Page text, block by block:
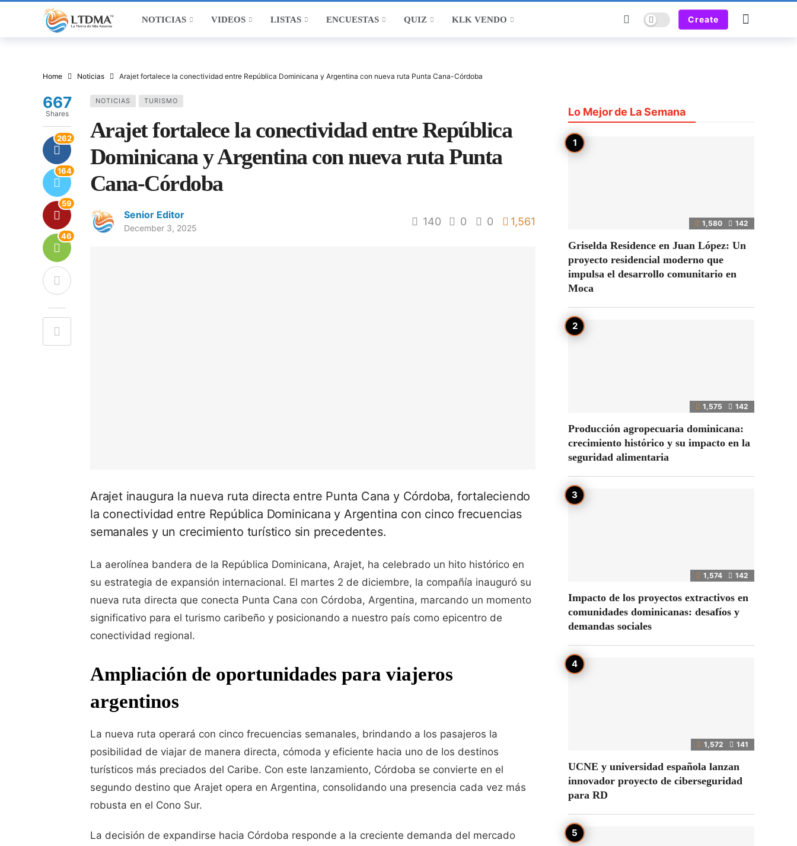
NOTICIAS VIDEOS LISTAS ENCUESTAS QUIZ KLK VENDO Dark mode Create
Home Noticias Arajet fortalece la conectividad entre República Dominicana y Argentina con nueva ruta Punta Cana-Córdoba
NOTICIAS TURISMO
Arajet fortalece la conectividad entre República
Dominicana y Argentina con nueva ruta Punta
Cana-Córdoba
Senior Editor
December 3, 2025
140 0 0 1,561
667
Shares
262
164
59
46
Arajet inaugura la nueva ruta directa entre Punta Cana y Córdoba, fortaleciendo
la conectividad entre República Dominicana y Argentina con cinco frecuencias
semanales y un crecimiento turístico sin precedentes.
La aerolínea bandera de la República Dominicana, Arajet, ha celebrado un hito histórico en
su estrategia de expansión internacional. El martes 2 de diciembre, la compañía inauguró su
nueva ruta directa que conecta Punta Cana con Córdoba, Argentina, marcando un momento
significativo para el turismo caribeño y posicionando a nuestro país como epicentro de
conectividad regional.
Ampliación de oportunidades para viajeros
argentinos
La nueva ruta operará con cinco frecuencias semanales, brindando a los pasajeros la
posibilidad de viajar de manera directa, cómoda y eficiente hacia uno de los destinos
turísticos más preciados del Caribe. Con este lanzamiento, Córdoba se convierte en el
segundo destino que Arajet opera en Argentina, consolidando una presencia cada vez más
robusta en el Cono Sur.
La decisión de expandirse hacia Córdoba responde a la creciente demanda del mercado
Lo Mejor de La Semana
1,580 142
Griselda Residence en Juan López: Un
proyecto residencial moderno que
impulsa el desarrollo comunitario en
Moca
1,575 142
Producción agropecuaria dominicana:
crecimiento histórico y su impacto en la
seguridad alimentaria
1,574 142
Impacto de los proyectos extractivos en
comunidades dominicanas: desafíos y
demandas sociales
1,572 141
UCNE y universidad española lanzan
innovador proyecto de ciberseguridad
para RD